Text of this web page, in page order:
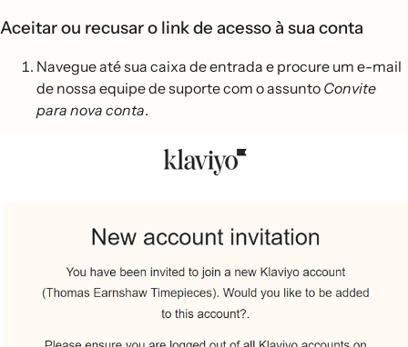
Aceitar ou recusar o link de acesso à sua conta
Navegue até sua caixa de entrada e procure um e-mail
de nossa equipe de suporte com o assunto Convite
para nova conta.